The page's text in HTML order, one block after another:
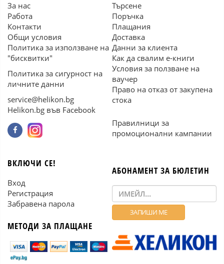
За нас
Работа
Контакти
Общи условия
Политика за използване на
"бисквитки"
Политика за сигурност на
личните данни
service@helikon.bg
Helikon.bg във Facebook
Търсене
Поръчка
Плащания
Доставка
Данни за клиента
Как да свалим е-книги
Условия за ползване на
ваучер
Право на отказ от закупена
стока
Правилници за
промоционални кампании
ВКЛЮЧИ СЕ!
Вход
Регистрация
Забравена парола
МЕТОДИ ЗА ПЛАЩАНЕ
АБОНАМЕНТ ЗА БЮЛЕТИН